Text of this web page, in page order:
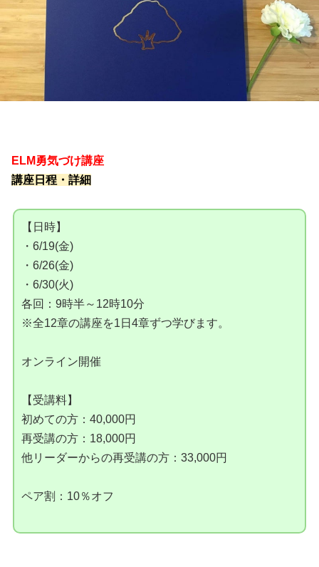
ELM勇気づけ講座
講座日程・詳細
【日時】
・6/19(金)
・6/26(金)
・6/30(火)
各回：9時半～12時10分
※全12章の講座を1日4章ずつ学びます。
オンライン開催
【受講料】
初めての方：40,000円
再受講の方：18,000円
他リーダーからの再受講の方：33,000円
ペア割：10％オフ